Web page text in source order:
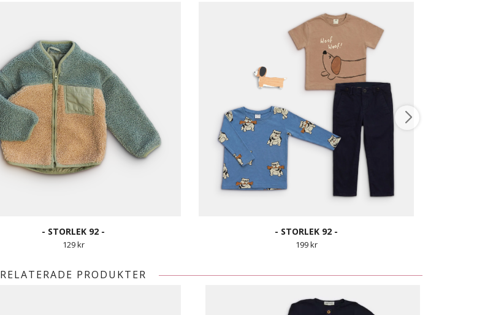
- STORLEK 92 -
129 kr
- STORLEK 92 -
199 kr
RELATERADE PRODUKTER